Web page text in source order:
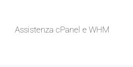
Assistenza cPanel e WHM